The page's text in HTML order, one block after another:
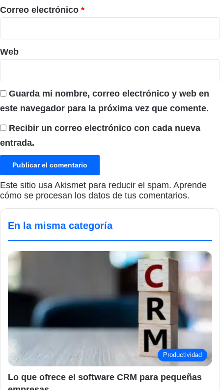
*
Correo electrónico *
Web
Guarda mi nombre, correo electrónico y web en
este navegador para la próxima vez que comente.
Recibir un correo electrónico con cada nueva
entrada.
Este sitio usa Akismet para reducir el spam. Aprende
cómo se procesan los datos de tus comentarios.
En la misma categoría
Productividad
Lo que ofrece el software CRM para pequeñas